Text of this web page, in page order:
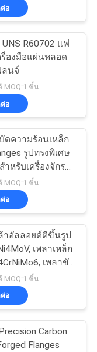
อ
UNS R60702 แฟ
รื่องมือแผ่นหลอด
ลนจ์
MOQ:1 ชิ้น
อ
ดความร้อนเหล็ก
รูปทรงพิเศษ
าหรับเครื่องจักร
MOQ:1 ชิ้น
อ
าอัลลอยด์ตีขึ้นรูป
เพลาเหล็ก
เพลาขับ
MOQ:1 ชิ้น
อ
Carbon
Flanges